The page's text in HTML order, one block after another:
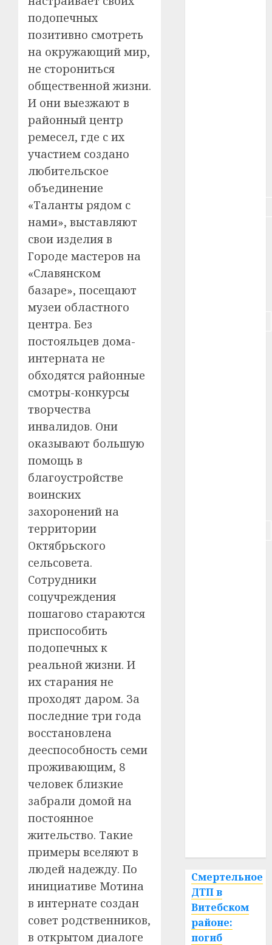
подопечных
позитивно смотреть
на окружающий мир,
не сторониться
общественной жизни.
И они выезжают в
районный центр
ремесел, где с их
участием создано
любительское
объединение
«Таланты рядом с
нами», выставляют
свои изделия в
Городе мастеров на
«Славянском
базаре», посещают
музеи областного
центра. Без
постояльцев дома-
интерната не
обходятся районные
смотры-конкурсы
творчества
инвалидов. Они
оказывают большую
помощь в
благоустройстве
воинских
захоронений на
территории
Октябрьского
сельсовета.
Сотрудники
соцучреждения
пошагово стараются
приспособить
подопечных к
реальной жизни. И
их старания не
проходят даром. За
последние три года
восстановлена
дееспособность семи
проживающим, 8
человек близкие
забрали домой на
постоянное
жительство. Такие
примеры вселяют в
людей надежду. По
инициативе Мотина
в интернате создан
совет родственников,
в открытом диалоге
Смертельное
ДТП в
Витебском
районе:
погиб